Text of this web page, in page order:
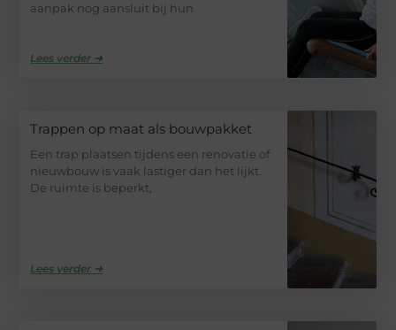
aanpak nog aansluit bij hun
Lees verder ➜
Trappen op maat als bouwpakket
Een trap plaatsen tijdens een renovatie of
nieuwbouw is vaak lastiger dan het lijkt.
De ruimte is beperkt,
Lees verder ➜